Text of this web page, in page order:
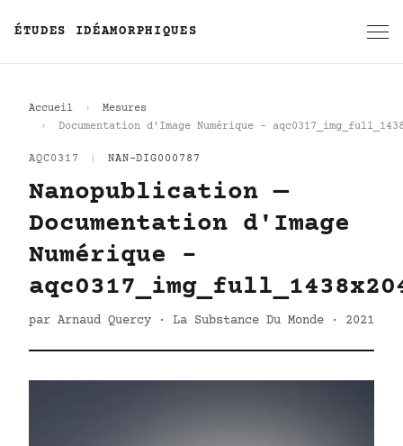
ÉTUDES IDÉAMORPHIQUES
Accueil
Mesures
Documentation d'Image Numérique -
AQC0317 NAN-DIG000787
Nanopublication —
Documentation d'Image
Numérique -
par Arnaud Quercy · La Substance Du Monde · 2021